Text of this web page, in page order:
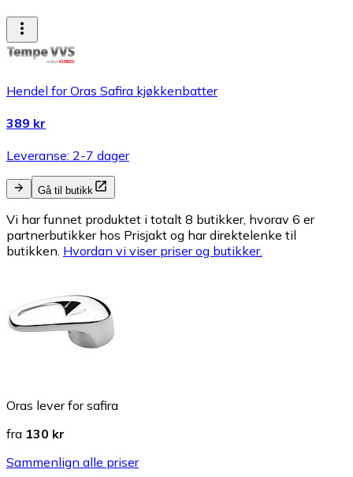
Hendel for Oras Safira kjøkkenbatter
389 kr
Leveranse: 2-7 dager
Gå til butikk
Vi har funnet produktet i totalt 8 butikker, hvorav 6 er
partnerbutikker hos Prisjakt og har direktelenke til
butikken. Hvordan vi viser priser og butikker.
Oras lever for safira
fra 130 kr
Sammenlign alle priser